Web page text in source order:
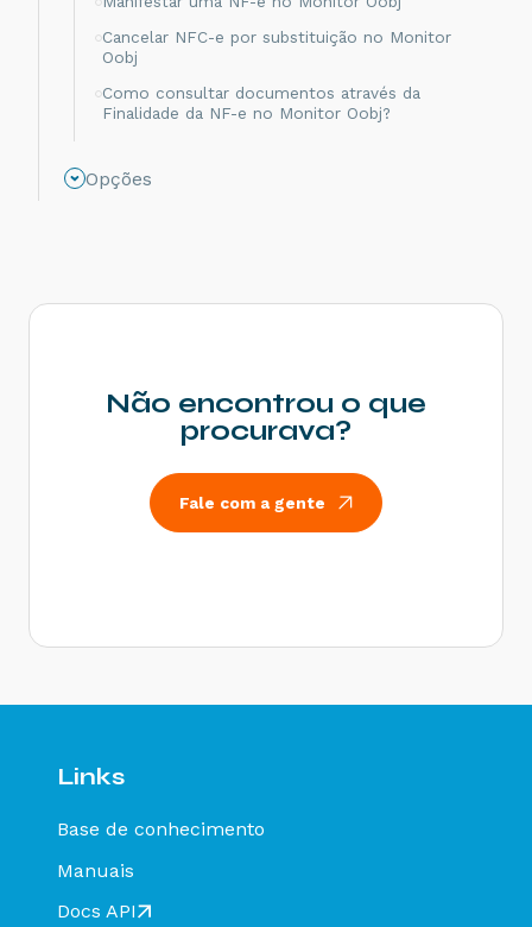
Cancelar NFC-e por substituição no Monitor
Oobj
Como consultar documentos através da
Finalidade da NF-e no Monitor Oobj?
Monitor Oobj
Opções
Não encontrou o que
procurava?
Fale com a gente
Links
Base de conhecimento
Manuais
Docs API